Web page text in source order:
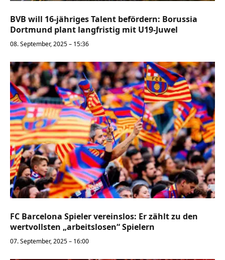
BVB will 16-jähriges Talent befördern: Borussia
Dortmund plant langfristig mit U19-Juwel
08. September, 2025 – 15:36
FC Barcelona Spieler vereinslos: Er zählt zu den
wertvollsten „arbeitslosen“ Spielern
07. September, 2025 – 16:00